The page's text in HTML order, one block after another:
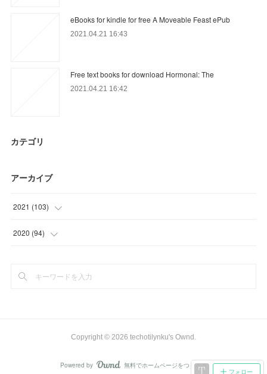
eBooks for kindle for free A Moveable Feast ePub
2021.04.21 16:43
Free text books for download Hormonal: The
2021.04.21 16:42
カテゴリ
アーカイブ
2021 (103)
(26 )
(
2020 (94)
(
フォロー
Copyright © 2026 techotilynku's Ownd .
Powered by AmebaOwnd
無料でホームページをつくろう